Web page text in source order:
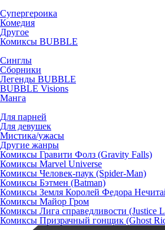
Супергероика
Комедия
Другое
Комиксы BUBBLE
Синглы
Сборники
Легенды BUBBLE
BUBBLE Visions
Манга
Для парней
Для девушек
Мистика/ужасы
Другие жанры
Комиксы Гравити Фолз (Gravity Falls)
Комиксы Marvel Universe
Комиксы Человек-паук (Spider-Man)
Комиксы Бэтмен (Batman)
Комиксы Земля Королей Федора
Комиксы Майор Гром
Комиксы Лига справедливости (Justice
Комиксы Призрачный гонщик (Ghost